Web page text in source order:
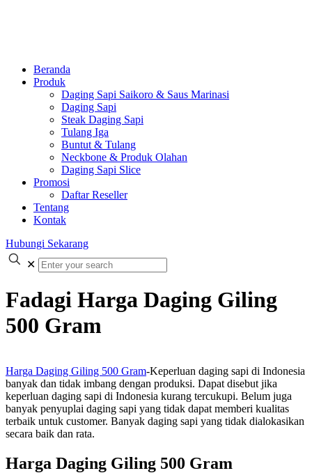
Beranda
Produk
Daging Sapi Saikoro & Saus Marinasi
Daging Sapi
Steak Daging Sapi
Tulang Iga
Buntut & Tulang
Neckbone & Produk Olahan
Daging Sapi Slice
Promosi
Daftar Reseller
Tentang
Kontak
Hubungi Sekarang
✕
Fadagi Harga Daging Giling
500 Gram
Harga Daging Giling 500 Gram-Keperluan daging sapi di Indonesia
banyak dan tidak imbang dengan produksi. Dapat disebut jika
keperluan daging sapi di Indonesia kurang tercukupi. Belum juga
banyak penyuplai daging sapi yang tidak dapat memberi kualitas
terbaik untuk customer. Banyak daging sapi yang tidak dialokasikan
secara baik dan rata.
Harga Daging Giling 500 Gram